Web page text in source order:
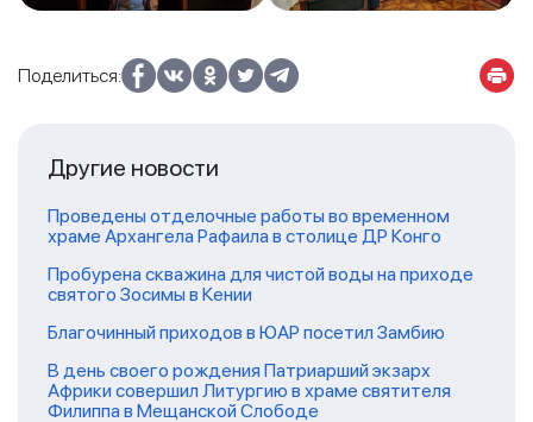
Поделиться:
Другие новости
Проведены отделочные работы во временном
храме Архангела Рафаила в столице ДР Конго
Пробурена скважина для чистой воды на приходе
святого Зосимы в Кении
Благочинный приходов в ЮАР посетил Замбию
В день своего рождения Патриарший экзарх
Африки совершил Литургию в храме святителя
Филиппа в Мещанской Слободе